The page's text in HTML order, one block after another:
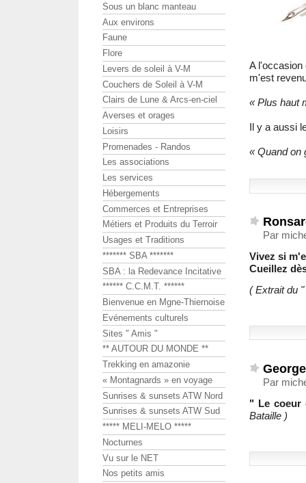
A l'occasion
m'est
« Plus haut
Il y a aussi
« Quand on
Par
Vivez si
Cueillez
( Extrait du "
Par
" Le coeur
Bataille )
Sous un blanc manteau
Aux environs
Faune
Flore
Levers de soleil à V-M
Couchers de Soleil à V-M
Clairs de Lune & Arcs-en-ciel
Averses et orages
Loisirs
Promenades - Randos
Les associations
Les services
Hébergements
Commerces et Entreprises
Métiers et Produits du Terroir
Usages et Traditions
******* SBA *******
SBA : la Redevance Incitative
****** C.C.M.T. ******
Bienvenue en Mgne-Thiernoise
Evénements culturels
Sites " Amis "
** AUTOUR DU MONDE **
Trekking en amazonie
« Montagnards » en voyage
Sunrises & sunsets ATW Nord
Sunrises & sunsets ATW Sud
***** MELI-MELO *****
Nocturnes
Vu sur le NET
Nos petits amis